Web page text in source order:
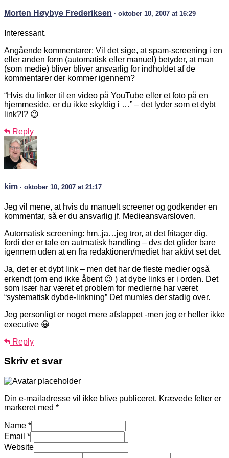
Morten Høybye Frederiksen · oktober 10, 2007 at 16:29
Interessant.
Angående kommentarer: Vil det sige, at spam-screening i en
eller anden form (automatisk eller manuel) betyder, at man
(som medie) bliver bliver ansvarlig for indholdet af de
kommentarer der kommer igennem?
“Hvis du linker til en video på YouTube eller et foto på en
hjemmeside, er du ikke skyldig i …” – det lyder som et dybt
link?!? 😉
Reply
kim · oktober 10, 2007 at 21:17
Jeg vil mene, at hvis du manuelt screener og godkender en
kommentar, så er du ansvarlig jf. Medieansvarsloven.
Automatisk screening: hm..ja…jeg tror, at det fritager dig,
fordi der er tale en autmatisk handling – dvs det glider bare
igennem uden at en fra redaktionen/mediet har aktivt set det.
Ja, det er et dybt link – men det har de fleste medier også
erkendt (om end ikke åbent 😉 ) at dybe links er i orden. Det
som især har været et problem for medierne har været
“systematisk dybde-linkning” Det mumles der stadig over.
Jeg personligt er noget mere afslappet -men jeg er heller ikke
executive 😀
Reply
Skriv et svar
Din e-mailadresse vil ikke blive publiceret. Krævede felter er
markeret med *
Name *
Email *
Website